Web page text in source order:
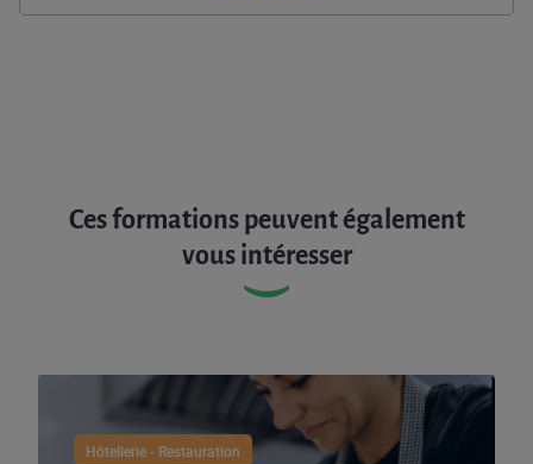
Ces formations peuvent également
vous intéresser
Hôtellerie - Restauration